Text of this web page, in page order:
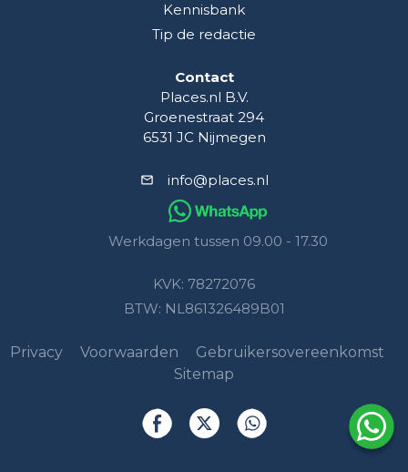
Kennisbank
Tip de redactie
Contact
Places.nl B.V.
Groenestraat 294
6531 JC Nijmegen
info@places.nl
Werkdagen tussen 09.00 - 17.30
KVK: 78272076
BTW: NL861326489B01
Privacy Voorwaarden
Gebruikersovereenkomst
Sitemap